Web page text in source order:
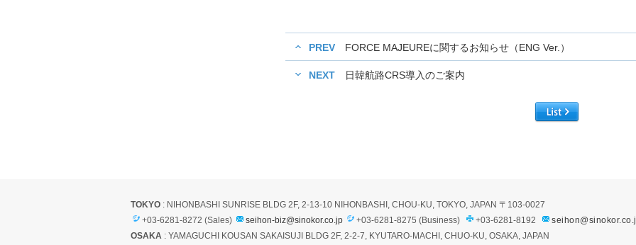
PREV FORCE MAJEUREに関するお知らせ（ENG Ver.）
NEXT 日韓航路CRS導入のご案内
TOKYO : NIHONBASHI SUNRISE BLDG 2F, 2-13-10 NIHONBASHI, CHOU-KU, TOKYO, JAPAN 〒103-0027
+03-6281-8272 (Sales)
seihon-biz@sinokor.co.jp +03-6281-8275 (Business) +03-6281-8192
OSAKA : YAMAGUCHI KOUSAN SAKAISUJI BLDG 2F, 2-2-7, KYUTARO-MACHI, CHUO-KU, OSAKA, JAPAN